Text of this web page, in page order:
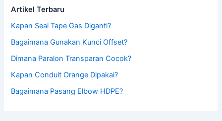
Artikel Terbaru
Kapan Seal Tape Gas Diganti?
Bagaimana Gunakan Kunci Offset?
Dimana Paralon Transparan Cocok?
Kapan Conduit Orange Dipakai?
Bagaimana Pasang Elbow HDPE?